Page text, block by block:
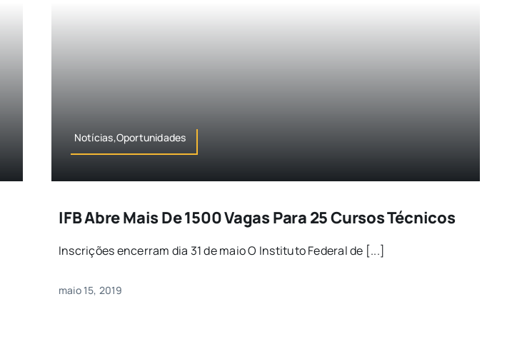
Notícias,Oportunidades
IFB Abre Mais De 1500 Vagas Para 25 Cursos Técnicos
Inscrições encerram dia 31 de maio O Instituto Federal de [...]
maio 15, 2019